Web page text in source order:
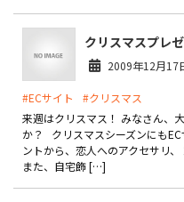
クリスマスプレ
2009年12月17
#ECサイト
#クリスマス
来週はクリスマス！ みなさん、
か？ クリスマスシーズンにも
ントから、恋人へのアクセサリ
また、自宅飾 […]